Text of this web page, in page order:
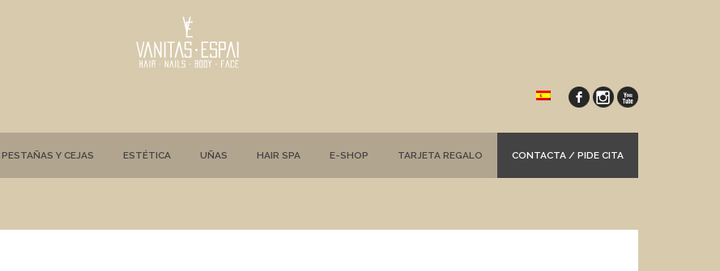
PESTAÑAS Y CEJAS ESTÉTICA UÑAS HAIR SPA E-SHOP TARJETA REGALO CONTACTA / PIDE CITA